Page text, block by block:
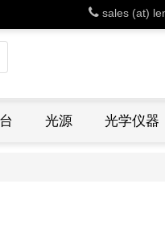
sales (at)
光源 光学仪器